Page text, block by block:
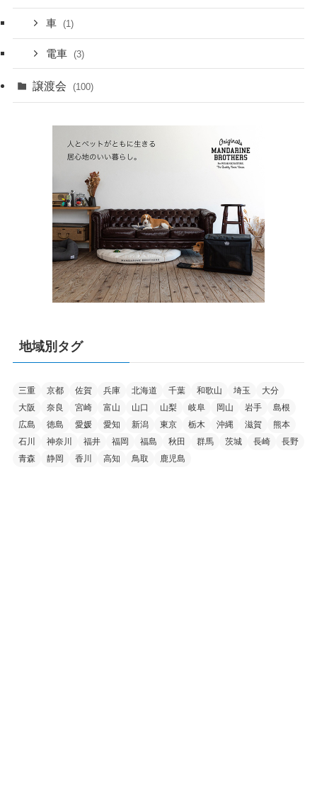
車 (1)
電車 (3)
譲渡会 (100)
地域別タグ
三重 京都 佐賀 兵庫 北海道 千葉 和歌山 埼玉
大分
大阪
奈良 宮崎 富山 山口 山梨 岐阜 岡山 岩手
島根
広島
徳島 愛媛 愛知 新潟 東京 栃木 沖縄 滋賀
熊本
石川
神奈川 福井 福岡 福島 秋田 群馬 茨城 長崎
長野
青森
静岡 香川 高知 鳥取 鹿児島